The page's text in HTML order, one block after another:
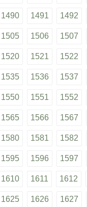
1490 1491 1492
1505 1506 1507
1520 1521 1522
1535 1536 1537
1550 1551 1552
1565 1566 1567
1580 1581 1582
1595 1596 1597
1610 1611 1612
1625 1626 1627